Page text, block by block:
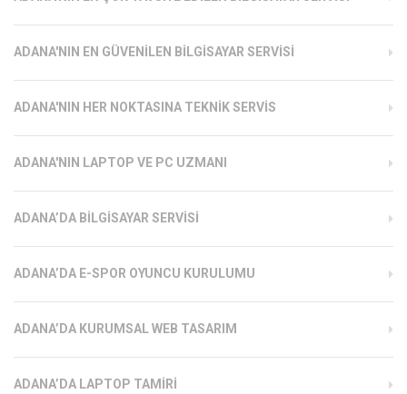
ADANA'NIN EN GÜVENILEN BILGISAYAR SERVISI
ADANA'NIN HER NOKTASINA TEKNIK SERVIS
ADANA'NIN LAPTOP VE PC UZMANI
ADANA’DA BILGISAYAR SERVISI
ADANA’DA E-SPOR OYUNCU KURULUMU
ADANA’DA KURUMSAL WEB TASARIM
ADANA’DA LAPTOP TAMIRI